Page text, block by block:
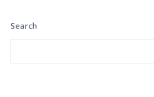
Search